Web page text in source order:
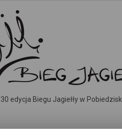
edycja Biegu Jagiełły w
organizowanych w